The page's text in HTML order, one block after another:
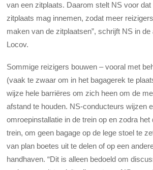
van een zitplaats. Daarom stelt NS voor dat
zitplaats mag innemen, zodat meer
maken van de zitplaatsen”, schrijft NS in
Locov.
Sommige reizigers bouwen – vooral met
(vaak te zwaar om in het bagagerek te
wijze hele barriëres om zich heen om de
afstand te houden. NS-conducteurs wijzen
omroepinstallatie in de trein op en zodra het
trein, om geen bagage op de lege stoel te
van plan boetes uit te delen of op een
handhaven. “Dit is alleen bedoeld om